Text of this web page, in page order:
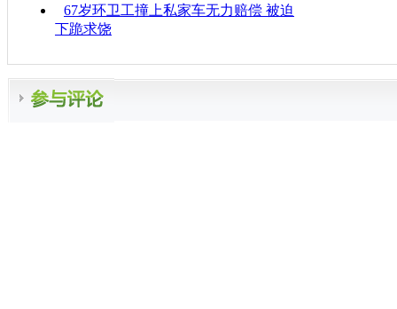
67岁环卫工撞上私家车无力赔偿 被迫
下跪求饶